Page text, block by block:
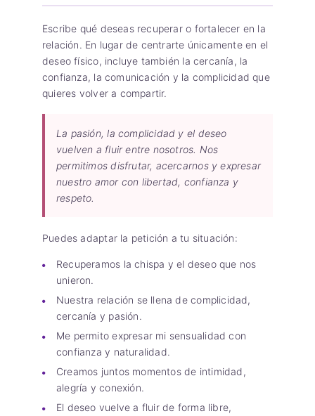
Escribe qué deseas recuperar o fortalecer en la
relación. En lugar de centrarte únicamente en el
deseo físico, incluye también la cercanía, la
confianza, la comunicación y la complicidad que
quieres volver a compartir.
La pasión, la complicidad y el deseo
vuelven a fluir entre nosotros. Nos
permitimos disfrutar, acercarnos y expresar
nuestro amor con libertad, confianza y
respeto.
Puedes adaptar la petición a tu situación:
Recuperamos la chispa y el deseo que nos
unieron.
Nuestra relación se llena de complicidad,
cercanía y pasión.
Me permito expresar mi sensualidad con
confianza y naturalidad.
Creamos juntos momentos de intimidad,
alegría y conexión.
El deseo vuelve a fluir de forma libre,